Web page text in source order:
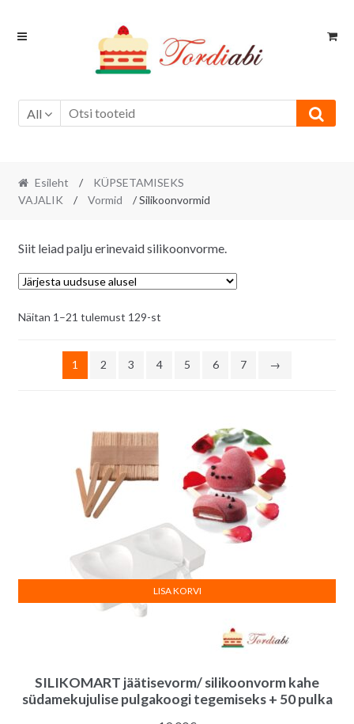
Skip
Skip
All
Esileht /
KÜPSETAMISEKS
VAJALIK
/ Vormid / Silikoonvormid
Siit leiad palju erinevaid silikoonvorme.
Näitan 1–21 tulemust 129-stSorditud
1
2 3 4 5 6 7 →
SILIKOMART jäätisevorm/ silikoonvorm kahe
südamekujulise pulgakoogi tegemiseks + 50 pulka
LISA KORVI